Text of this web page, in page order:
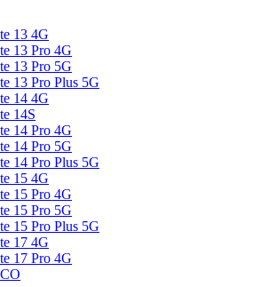
13 4G
13 Pro 4G
13 Pro 5G
13 Pro Plus 5G
14 4G
14S
14 Pro 4G
14 Pro 5G
14 Pro Plus 5G
15 4G
15 Pro 4G
15 Pro 5G
15 Pro Plus 5G
17 4G
17 Pro 4G